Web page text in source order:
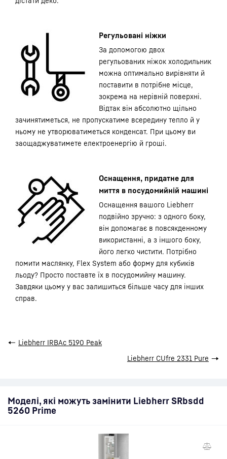
Регульовані ніжки
За допомогою двох
регульованих ніжок холодильник
можна оптимально вирівняти й
поставити в потрібне місце,
зокрема на нерівній поверхні.
Відтак він абсолютно щільно
зачинятиметься, не пропускатиме всередину тепло й у
ньому не утворюватиметься конденсат. При цьому ви
заощаджуватимете електроенергію й гроші.
Оснащення, придатне для
миття в посудомийній машині
Оснащення вашого Liebherr
подвійно зручно: з одного боку,
він допомагає в повсякденному
використанні, а з іншого боку,
його легко чистити. Потрібно
помити маслянку, Flex System або форму для кубиків
льоду? Просто поставте їх в посудомийну машину.
Завдяки цьому у вас залишиться більше часу для інших
справ.
← Liebherr IRBAc 5190 Peak
Liebherr CUfre 2331 Pure →
Моделі, які можуть замінити Liebherr SRbsdd
5260 Prime